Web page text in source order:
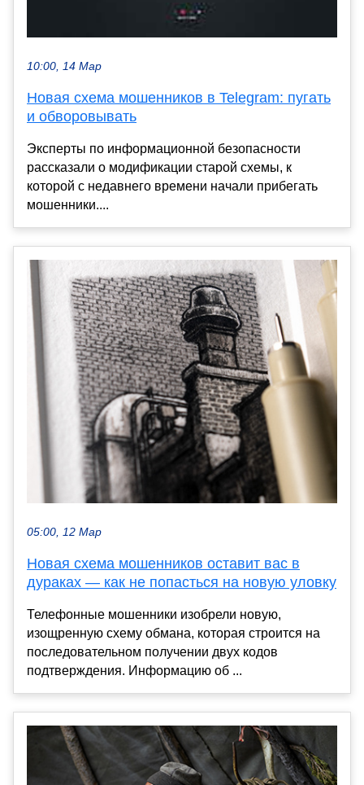
10:00, 14 Мар
Новая схема мошенников в Telegram: пугать
и обворовывать
Эксперты по информационной безопасности
рассказали о модификации старой схемы, к
которой с недавнего времени начали прибегать
мошенники....
05:00, 12 Мар
Новая схема мошенников оставит вас в
дураках — как не попасться на новую уловку
Телефонные мошенники изобрели новую,
изощренную схему обмана, которая строится на
последовательном получении двух кодов
подтверждения. Информацию об ...